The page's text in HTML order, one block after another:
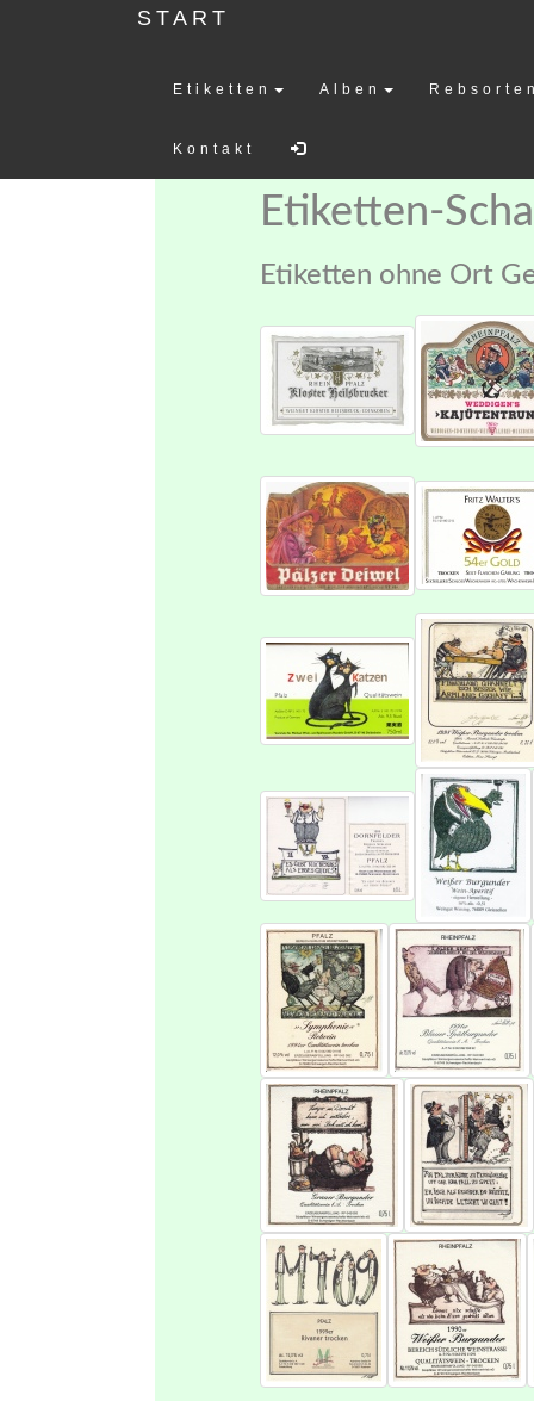
START
Etiketten Alben
Kontakt
Etiketten-
Etiketten ohne Ort